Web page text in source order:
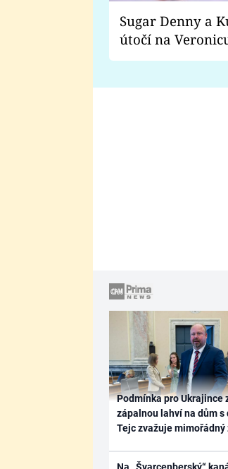
Sugar Denny a
útočí na
Proč je podle
Podmínka pro Ukrajince
zápalnou lahví na dům s
Tejc zvažuje mimořádný